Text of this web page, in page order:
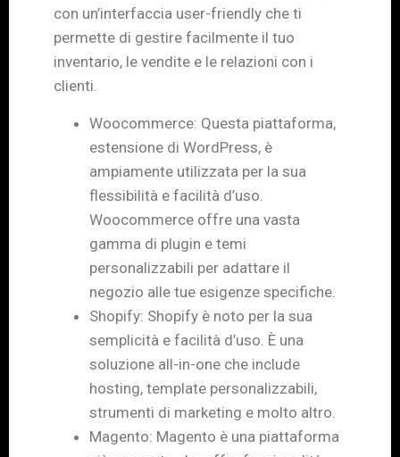
con un’interfaccia user-friendly che ti
permette di gestire facilmente il tuo
inventario, le vendite e le relazioni con i
clienti.
Woocommerce: Questa piattaforma,
estensione di WordPress, è
ampiamente utilizzata per la sua
flessibilità e facilità d’uso.
Woocommerce offre una vasta
gamma di plugin e temi
personalizzabili per adattare il
negozio alle tue esigenze specifiche.
Shopify: Shopify è noto per la sua
semplicità e facilità d’uso. È una
soluzione all-in-one che include
hosting, template personalizzabili,
strumenti di marketing e molto altro.
Magento: Magento è una piattaforma